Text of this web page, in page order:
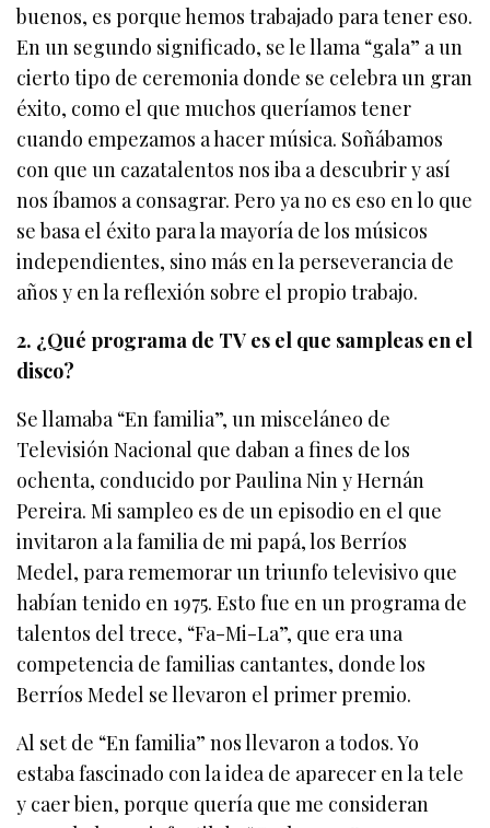
buenos, es porque hemos trabajado para tener eso.
En un segundo significado, se le llama “gala” a un
cierto tipo de ceremonia donde se celebra un gran
éxito, como el que muchos queríamos tener
cuando empezamos a hacer música. Soñábamos
con que un cazatalentos nos iba a descubrir y así
nos íbamos a consagrar. Pero ya no es eso en lo que
se basa el éxito para la mayoría de los músicos
independientes, sino más en la perseverancia de
años y en la reflexión sobre el propio trabajo.
2. ¿Qué programa de TV es el que sampleas en el
disco?
Se llamaba “En familia”, un misceláneo de
Televisión Nacional que daban a fines de los
ochenta, conducido por Paulina Nin y Hernán
Pereira. Mi sampleo es de un episodio en el que
invitaron a la familia de mi papá, los Berríos
Medel, para rememorar un triunfo televisivo que
habían tenido en 1975. Esto fue en un programa de
talentos del trece, “Fa-Mi-La”, que era una
competencia de familias cantantes, donde los
Berríos Medel se llevaron el primer premio.
Al set de “En familia” nos llevaron a todos. Yo
estaba fascinado con la idea de aparecer en la tele
y caer bien, porque quería que me consideran